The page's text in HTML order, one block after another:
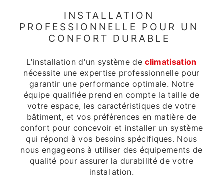
INSTALLATION
PROFESSIONNELLE POUR UN
CONFORT DURABLE
L'installation d'un système declimatisation
nécessite une expertise professionnelle pour
garantir une performance optimale. Notre
équipe qualifiée prend en compte la taille de
votre espace, les caractéristiques de votre
bâtiment, et vos préférences en matière de
confort pour concevoir et installer un système
qui répond à vos besoins spécifiques. Nous
nous engageons à utiliser des équipements de
qualité pour assurer la durabilité de votre
installation.